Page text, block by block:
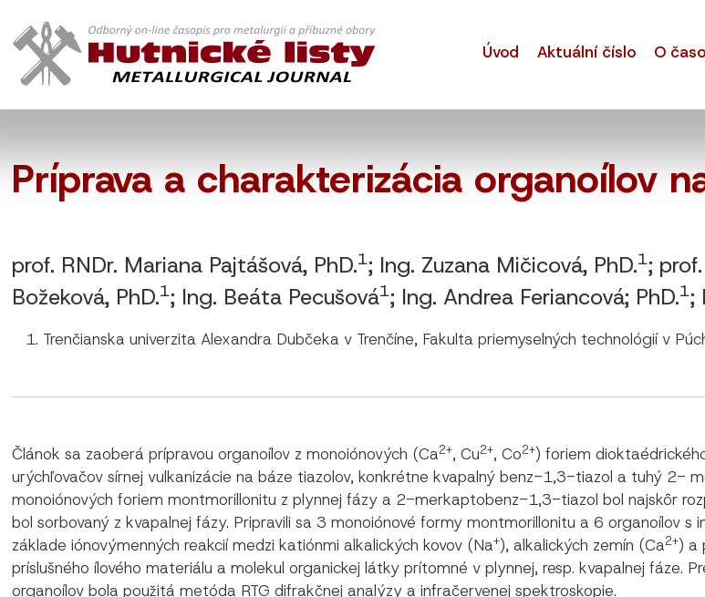
Úvod Aktuální číslo O
Príprava a charakterizácia organoílov
prof. RNDr. Mariana Pajtášová, PhD.1; Ing. Zuzana Mičicová, PhD.1;
Božeková, PhD.1; Ing. Beáta Pecušová1; Ing. Andrea Feriancová; PhD.1;
Trenčianska univerzita Alexandra Dubčeka v Trenčíne, Fakulta priemyselných technológií v
Článok sa zaoberá prípravou organoílov z monoiónových (Ca2+, Cu2+, Co2+) foriem
urýchľovačov sírnej vulkanizácie na báze tiazolov, konkrétne kvapalný benz-1,3-tiazol a tuhý
monoiónových foriem montmorillonitu z plynnej fázy a 2-merkaptobenz-1,3-tiazol bol najskôr
bol sorbovaný z kvapalnej fázy. Pripravili sa 3 monoiónové formy montmorillonitu a 6 organoílov
základe iónovýmenných reakcií medzi katiónmi alkalických kovov (Na+), alkalických zemín (Ca2+) a
príslušného ílového materiálu a molekul organickej látky prítomné v plynnej, resp. kvapalnej fáze.
organoílov bola použitá metóda RTG difrakčnej analýzy a infračervenej spektroskopie.